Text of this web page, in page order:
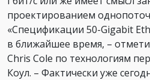
проектированием
«Спецификации 50-Gigabit
в ближайшее время, –
Chris Cole по технологиям
Коул. – Фактически уже